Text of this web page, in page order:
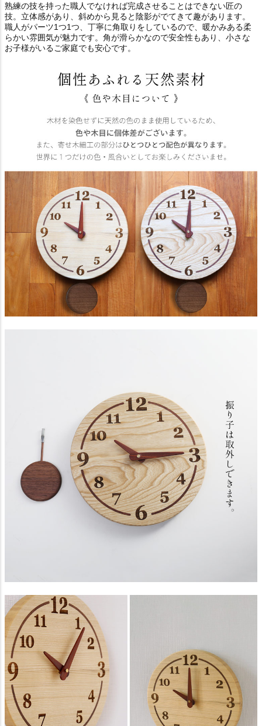
熟練の技を持った職人でなければ完成させることはできない匠の
技。立体感があり、斜めから見ると陰影がでてきて趣があります。
職人がパーツ1つ1つ、丁寧に角取りをしているので、暖かみある柔
らかい雰囲気が魅力です。角が滑らかなので安全性もあり、小さな
お子様がいるご家庭でも安心です。